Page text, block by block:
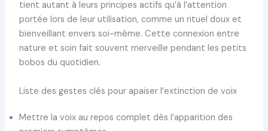
tient autant à leurs principes actifs qu’à l’attention
portée lors de leur utilisation, comme un rituel doux et
bienveillant envers soi-même. Cette connexion entre
nature et soin fait souvent merveille pendant les petits
bobos du quotidien.
Liste des gestes clés pour apaiser l’extinction de voix
Mettre la voix au repos complet dès l’apparition des